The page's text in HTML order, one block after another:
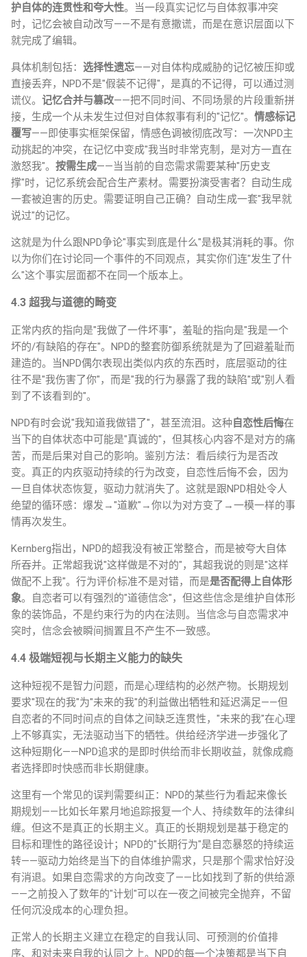
护自体的连贯性和夸大性。当一段真实记忆与自体叙事冲突
时，记忆会被自动改写——不是有意撒谎，而是在意识层面以下
就完成了编辑。
具体机制包括： 选择性遗忘——对自体构成威胁的记忆被压抑或
直接丢弃，NPD不是"假装不记得"，是真的不记得，可以通过测
谎仪。 记忆合并与篡改——把不同时间、不同场景的片段重新拼
接，生成一个从未发生过但对自体叙事有利的"记忆"。 情感标记
覆写——即使事实框架保留，情感色调被彻底改写：一次NPD主
动挑起的冲突，在记忆中变成"我当时非常克制，是对方一直在
激怒我"。 按需生成——当当前的自恋需求需要某种"历史支
撑"时，记忆系统会配合生产素材。需要扮演受害者？自动生成
一套被迫害的历史。需要证明自己正确？自动生成一套"我早就
说过"的记忆。
这就是为什么跟NPD争论"事实到底是什么"是极其消耗的事。你
以为你们在讨论同一个事件的不同观点，其实你们连"发生了什
么"这个事实层面都不在同一个版本上。
4.3 超我与道德的畸变
正常内疚的指向是"我做了一件坏事"，羞耻的指向是"我是一个
坏的/有缺陷的存在"。NPD的整套防御系统就是为了回避羞耻而
建造的。当NPD偶尔表现出类似内疚的东西时，底层驱动的往
往不是"我伤害了你"，而是"我的行为暴露了我的缺陷"或"别人看
到了不该看到的"。
NPD有时会说"我知道我做错了"，甚至流泪。这种自恋性后悔在
当下的自体状态中可能是"真诚的"，但其核心内容不是对方的痛
苦，而是后果对自己的影响。鉴别方法：看后续行为是否改
变。真正的内疚驱动持续的行为改变，自恋性后悔不会，因为
一旦自体状态恢复，驱动力就消失了。这就是跟NPD相处令人
绝望的循环感：爆发→"道歉"→你以为对方变了→一模一样的事
情再次发生。
Kernberg指出，NPD的超我没有被正常整合，而是被夸大自体
所吞并。正常超我说"这样做是不对的"，其超我说的则是"这样
做配不上我"。行为评价标准不是对错，而是是否配得上自体形
象。自恋者可以有强烈的"道德信念"，但这些信念是维护自体形
象的装饰品，不是约束行为的内在法则。当信念与自恋需求冲
突时，信念会被瞬间搁置且不产生不一致感。
4.4 极端短视与长期主义能力的缺失
这种短视不是智力问题，而是心理结构的必然产物。长期规划
要求"现在的我"为"未来的我"的利益做出牺牲和延迟满足——但
自恋者的不同时间点的自体之间缺乏连贯性，"未来的我"在心理
上不够真实，无法驱动当下的牺牲。供给经济学进一步强化了
这种短期化——NPD追求的是即时供给而非长期收益，就像成瘾
者选择即时快感而非长期健康。
这里有一个常见的误判需要纠正：NPD的某些行为看起来像长
期规划——比如长年累月地追踪报复一个人、持续数年的法律纠
缠。但这不是真正的长期主义。真正的长期规划是基于稳定的
目标和理性的路径设计；NPD的"长期行为"是自恋暴怒的持续运
转——驱动力始终是当下的自体维护需求，只是那个需求恰好没
有消退。如果自恋需求的方向改变了——比如找到了新的供给源
——之前投入了数年的"计划"可以在一夜之间被完全抛弃，不留
任何沉没成本的心理负担。
正常人的长期主义建立在稳定的自我认同、可预测的价值排
序、和对未来自我的认同之上。NPD的每一个决策都是当下自